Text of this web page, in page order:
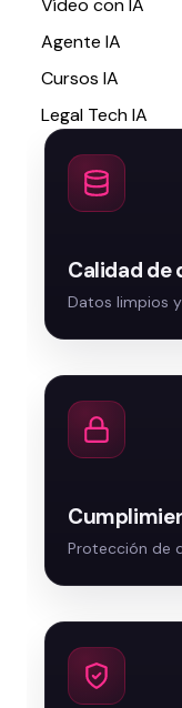
Agente IA
Cursos IA
Legal Tech IA
Calidad